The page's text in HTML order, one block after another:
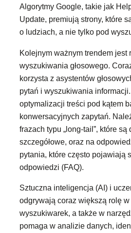
Algorytmy Google, takie jak
Update, premiują strony, które
o ludziach, a nie tylko pod
Kolejnym ważnym trendem jest
wyszukiwania głosowego.
korzysta z asystentów
pytań i wyszukiwania
optymalizacji treści pod kątem
konwersacyjnych zapytań.
frazach typu „long-tail”, które są
szczegółowe, oraz na
pytania, które często pojawiają
odpowiedzi (FAQ).
Sztuczna inteligencja (AI) i
odgrywają coraz większą rolę
wyszukiwarek, a także w
pomaga w analizie danych,